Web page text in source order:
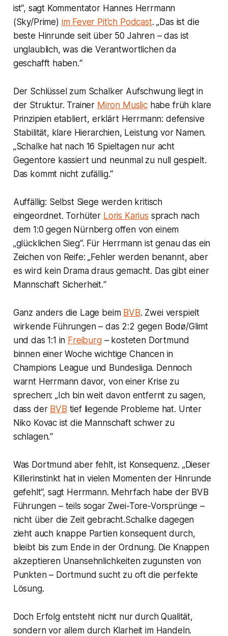
ist“, sagt Kommentator Hannes Herrmann
(Sky/Prime) im Fever Pit’ch Podcast. „Das ist die
beste Hinrunde seit über 50 Jahren – das ist
unglaublich, was die Verantwortlichen da
geschafft haben.“
Der Schlüssel zum Schalker Aufschwung liegt in
der Struktur. Trainer Miron Muslichabe früh klare
Prinzipien etabliert, erklärt Herrmann: defensive
Stabilität, klare Hierarchien, Leistung vor Namen.
„Schalke hat nach 16 Spieltagen nur acht
Gegentore kassiert und neunmal zu null gespielt.
Das kommt nicht zufällig.“
Auffällig: Selbst Siege werden kritisch
eingeordnet. Torhüter Loris Karius sprach nach
dem 1:0 gegen Nürnberg offen von einem
„glücklichen Sieg“. Für Herrmann ist genau das ein
Zeichen von Reife: „Fehler werden benannt, aber
es wird kein Drama draus gemacht. Das gibt einer
Mannschaft Sicherheit.“
Ganz anders die Lage beim BVB. Zwei verspielt
wirkende Führungen – das 2:2 gegen Bodø/Glimt
und das 1:1 in Freiburg– kosteten Dortmund
binnen einer Woche wichtige Chancen in
Champions League und Bundesliga. Dennoch
warnt Herrmann davor, von einer Krise zu
sprechen: „Ich bin weit davon entfernt zu sagen,
dass der BVB tief liegende Probleme hat. Unter
Niko Kovac ist die Mannschaft schwer zu
schlagen.“
Was Dortmund aber fehlt, ist Konsequenz. „Dieser
Killerinstinkt hat in vielen Momenten der Hinrunde
gefehlt“, sagt Herrmann. Mehrfach habe der BVB
Führungen – teils sogar Zwei-Tore-Vorsprünge –
nicht über die Zeit gebracht.Schalke dagegen
zieht auch knappe Partien konsequent durch,
bleibt bis zum Ende in der Ordnung. Die Knappen
akzeptieren Unansehnlichkeiten zugunsten von
Punkten – Dortmund sucht zu oft die perfekte
Lösung.
Doch Erfolg entsteht nicht nur durch Qualität,
sondern vor allem durch Klarheit im Handeln.